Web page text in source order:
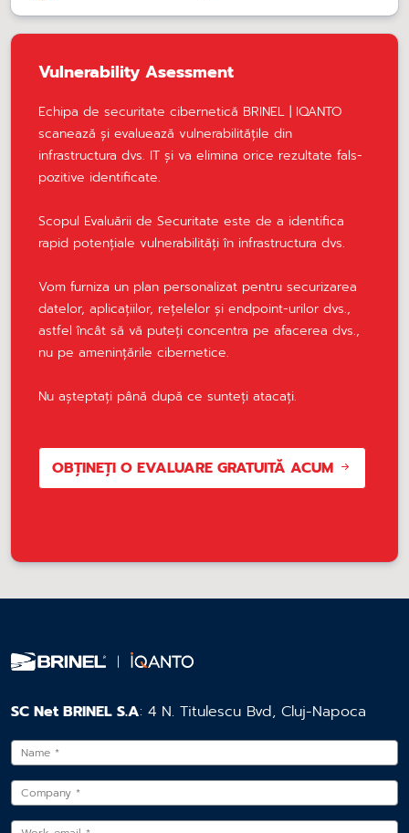
Vulnerability Asessment
Echipa de securitate cibernetică BRINEL | IQANTO
scanează și evaluează vulnerabilitățile din
infrastructura dvs. IT și va elimina orice rezultate fals-
pozitive identificate.
Scopul Evaluării de Securitate este de a identifica
rapid potențiale vulnerabilități în infrastructura dvs.
Vom furniza un plan personalizat pentru securizarea
datelor, aplicațiilor, rețelelor și endpoint-urilor dvs.,
astfel încât să vă puteți concentra pe afacerea dvs.,
nu pe amenințările cibernetice.
Nu așteptați până după ce sunteți atacați.
OBȚINEȚI O EVALUARE GRATUITĂ ACUM
SC Net BRINEL S.A: 4 N. Titulescu Bvd, Cluj-Napoca